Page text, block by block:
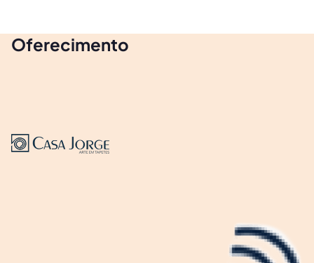
Oferecimento